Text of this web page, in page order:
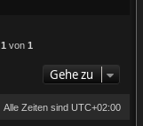
1 von 1
Gehe zu
Alle Zeiten sind UTC+02:00